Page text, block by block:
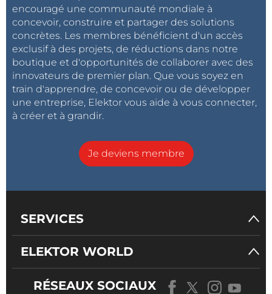
encouragé une communauté mondiale à
concevoir, construire et partager des solutions
concrètes. Les membres bénéficient d'un accès
exclusif à des projets, de réductions dans notre
boutique et d'opportunités de collaborer avec des
innovateurs de premier plan. Que vous soyez en
train d'apprendre, de concevoir ou de développer
une entreprise, Elektor vous aide à vous connecter,
à créer et à grandir.
Je deviens membre
SERVICES
ELEKTOR WORLD
RÉSEAUX SOCIAUX